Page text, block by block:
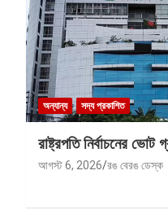
অন্যান্য সদ্য প্রকাশিত
রাষ্ট্রপতি নির্বাচনের
আগস্ট 6, 2026 রঙ বেরঙ ডেস্ক